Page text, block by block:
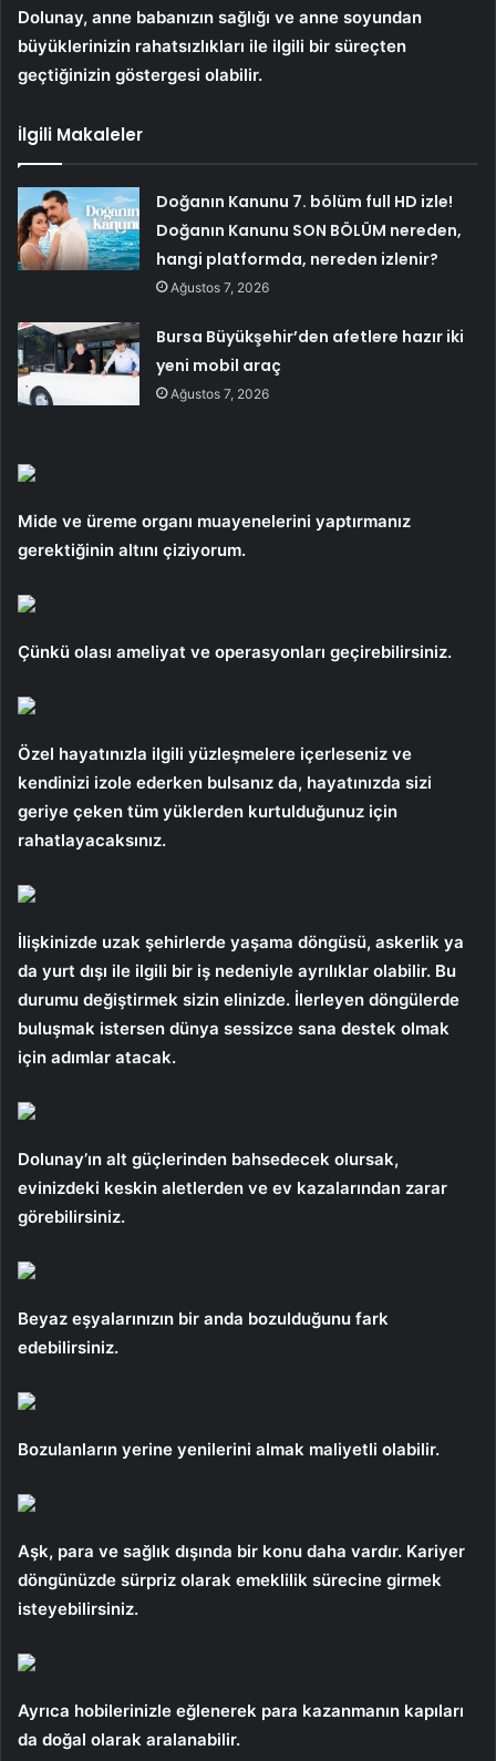
Dolunay, anne babanızın sağlığı ve anne soyundan
büyüklerinizin rahatsızlıkları ile ilgili bir süreçten
geçtiğinizin göstergesi olabilir.
İlgili Makaleler
Doğanın Kanunu 7. bölüm full HD izle!
Doğanın Kanunu SON BÖLÜM nereden,
hangi platformda, nereden izlenir?
Ağustos 7, 2026
Bursa Büyükşehir’den afetlere hazır iki
yeni mobil araç
Ağustos 7, 2026
Mide ve üreme organı muayenelerini yaptırmanız
gerektiğinin altını çiziyorum.
Çünkü olası ameliyat ve operasyonları geçirebilirsiniz.
Özel hayatınızla ilgili yüzleşmelere içerleseniz ve
kendinizi izole ederken bulsanız da, hayatınızda sizi
geriye çeken tüm yüklerden kurtulduğunuz için
rahatlayacaksınız.
İlişkinizde uzak şehirlerde yaşama döngüsü, askerlik ya
da yurt dışı ile ilgili bir iş nedeniyle ayrılıklar olabilir. Bu
durumu değiştirmek sizin elinizde. İlerleyen döngülerde
buluşmak istersen dünya sessizce sana destek olmak
için adımlar atacak.
Dolunay’ın alt güçlerinden bahsedecek olursak,
evinizdeki keskin aletlerden ve ev kazalarından zarar
görebilirsiniz.
Beyaz eşyalarınızın bir anda bozulduğunu fark
edebilirsiniz.
Bozulanların yerine yenilerini almak maliyetli olabilir.
Aşk, para ve sağlık dışında bir konu daha vardır. Kariyer
döngünüzde sürpriz olarak emeklilik sürecine girmek
isteyebilirsiniz.
Ayrıca hobilerinizle eğlenerek para kazanmanın kapıları
da doğal olarak aralanabilir.